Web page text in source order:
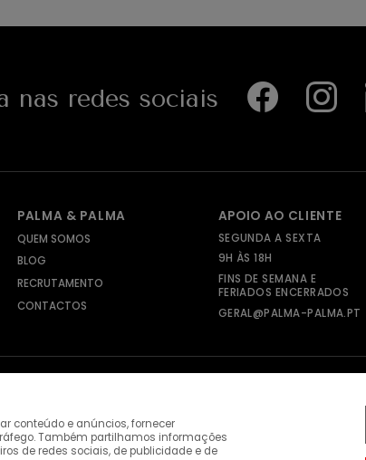
nas redes sociais
PALMA & PALMA
QUEM SOMOS
BLOG
RECRUTAMENTO
CONTACTOS
APOIO AO CLIENTE
SEGUNDA A SEXTA
9H ÀS 18H
FINS DE SEMANA E
FERIADOS ENCERRADOS
GERAL@PALMA-PALMA.PT
conteúdo e anúncios, fornecer
Também partilhamos informações
de redes sociais, de publicidade e de